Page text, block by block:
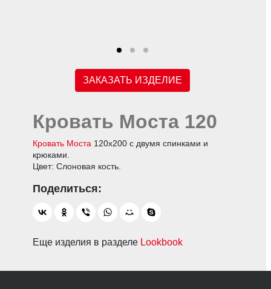
ЗАКАЗАТЬ ИЗДЕЛИЕ
Кровать Моста 120
Кровать Моста 120х200 с двумя спинками и
крюками.
Цвет: Слоновая кость.
Еще изделия в разделе Lookbook